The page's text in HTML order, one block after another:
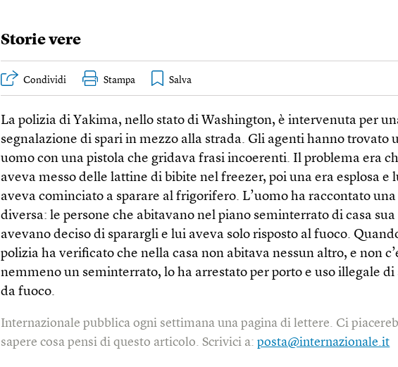
Storie vere
Condividi Stampa
La polizia di Yakima, nello stato di Washington, è intervenuta per
segnalazione di spari in mezzo alla strada. Gli agenti hanno trovato
uomo con una pistola che gridava frasi incoerenti. Il problema era
aveva messo delle lattine di bibite nel freezer, poi una era esplosa e
aveva cominciato a sparare al frigorifero. L’uomo ha raccontato una
diversa: le persone che abitavano nel piano seminterrato di casa sua
avevano deciso di sparargli e lui aveva solo risposto al fuoco.
polizia ha verificato che nella casa non abitava nessun altro, e non
nemmeno un seminterrato, lo ha arrestato per porto e uso illegale di
da fuoco.
Internazionale pubblica ogni settimana una pagina di lettere. Ci
sapere cosa pensi di questo articolo. Scrivici a:posta@internazionale.it